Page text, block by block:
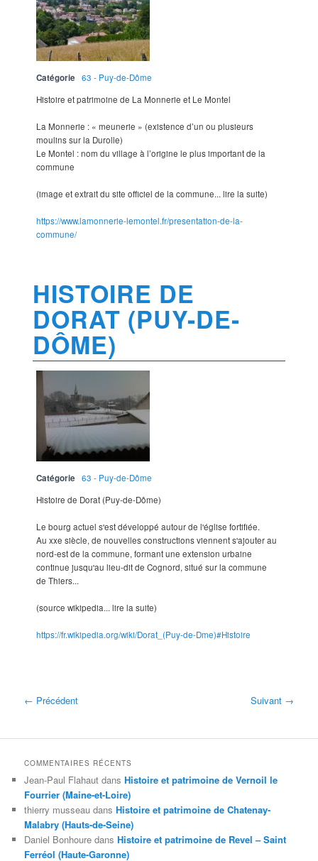
Catégorie
63 - Puy-de-Dôme
Histoire et patrimoine de La Monnerie et Le Montel
La Monnerie : « meunerie » (existence d’un ou plusieurs
moulins sur la Durolle)
Le Montel : nom du village à l’origine le plus important de la
commune
(image et extrait du site officiel de la commune... lire la suite)
https://www.lamonnerie-lemontel.fr/presentation-de-la-
commune/
HISTOIRE DE
DORAT (PUY-DE-
DÔME)
Catégorie
63 - Puy-de-Dôme
Histoire de Dorat (Puy-de-Dôme)
Le bourg actuel s'est développé autour de l'église fortifiée.
Au xxe siècle, de nouvelles constructions viennent s'ajouter au
nord-est de la commune, formant une extension urbaine
continue jusqu'au lieu-dit de Cognord, situé sur la commune
de Thiers...
(source wikipedia... lire la suite)
https://fr.wikipedia.org/wiki/Dorat_(Puy-de-Dme)#Histoire
← Précédent Suivant →
COMMENTAIRES RÉCENTS
Jean-Paul Flahaut dansHistoire et patrimoine de Vernoil le
Fourrier (Maine-et-Loire)
thierry musseau dansHistoire et patrimoine de Chatenay-
Malabry (Hauts-de-Seine)
Daniel Bonhoure dansHistoire et patrimoine de Revel – Saint
Ferréol (Haute-Garonne)